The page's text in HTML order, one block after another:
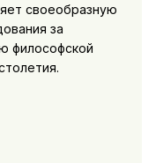
своеобразную
за
философской